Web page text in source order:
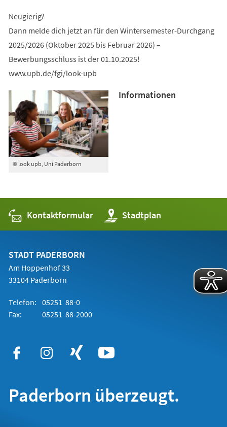
Neugierig?
Dann melde dich jetzt an für den Wintersemester-Durchgang
2025/2026 (Oktober 2025 bis Februar 2026) –
Bewerbungsschluss ist der 01.10.2025!
www.upb.de/fgi/look-upb
© look upb, Uni Paderborn
Informationen
Kontaktformular Stadtplan
(Öffnet
in
einem
STADT PADERBORN
Am Hoppenhof 33
33104 Paderborn
Telefon: 05251 88-0
Fax:
05251 88-2000
Paderborn überzeugt.